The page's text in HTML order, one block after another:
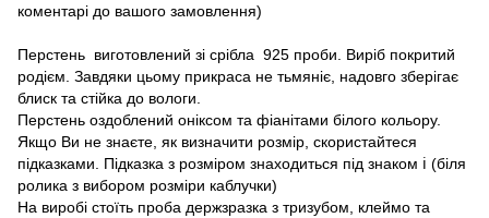
коментарі до вашого замовлення)
Перстень виготовлений зі срібла 925 проби. Виріб покритий
родієм. Завдяки цьому прикраса не тьмяніє, надовго зберігає
блиск та стійка до вологи.
Перстень оздоблений оніксом та фіанітами білого кольору.
Якщо Ви не знаєте, як визначити розмір, скористайтеся
підказками. Підказка з розміром знаходиться під знаком ℹ (біля
ролика з вибором розміри каблучки)
На виробі стоїть проба держзразка з тризубом, клеймо та